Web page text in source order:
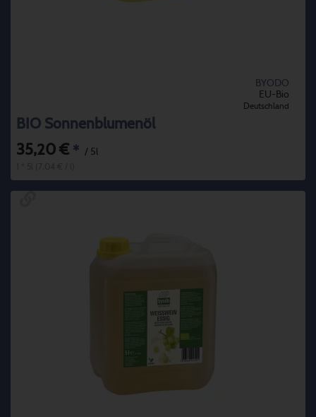
BYODO
EU-Bio
Deutschland
BIO Sonnenblumenöl
35,20 € * / 5l